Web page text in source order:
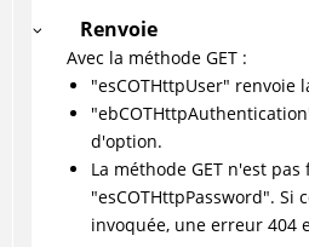
Renvoie
Avec la méthode GET :
"esCOTHttpUser" renvoie
d'option.
La méthode GET n'est
"esCOTHttpPassword". Si
invoquée, une erreur 404